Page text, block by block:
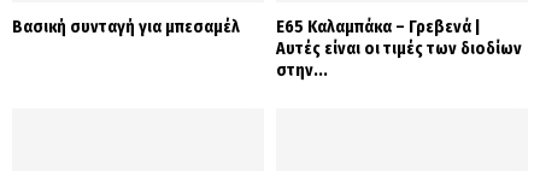
Βασική συνταγή για μπεσαμέλ
Ε65 Καλαμπάκα – Γρεβενά |
Αυτές είναι οι τιμές των διοδίων
στην...